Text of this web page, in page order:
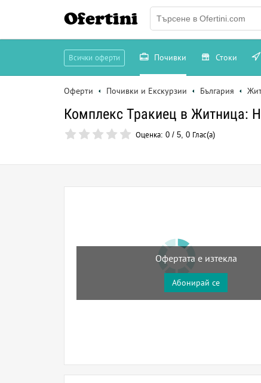
Ofertini
Всички оферти Почивки Стоки
Оферти Почивки и Екскурзии България
Комплекс Тракиец в Житница:
Оценка: 0 / 5, 0 Глас(а)
Офертата е изтекла
Абонирай се